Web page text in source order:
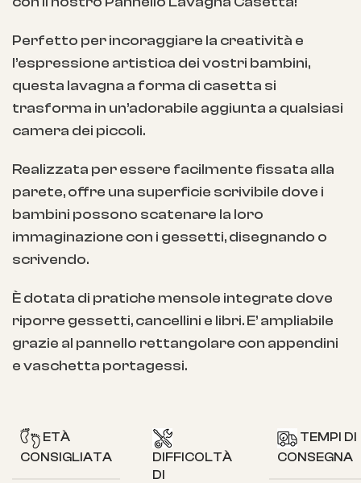
Perfetto per incoraggiare la creatività e
l’espressione artistica dei vostri bambini,
questa lavagna a forma di casetta si
trasforma in un’adorabile aggiunta a qualsiasi
camera dei piccoli.
Realizzata per essere facilmente fissata alla
parete, offre una superficie scrivibile dove i
bambini possono scatenare la loro
immaginazione con i gessetti, disegnando o
scrivendo.
È dotata di pratiche mensole integrate dove
riporre gessetti, cancellini e libri. E’ ampliabile
grazie al pannello rettangolare con appendini
e vaschetta portagessi.
ETÀ
CONSIGLIATA
DIFFICOLTÀ
DI
TEMPI DI
CONSEGNA